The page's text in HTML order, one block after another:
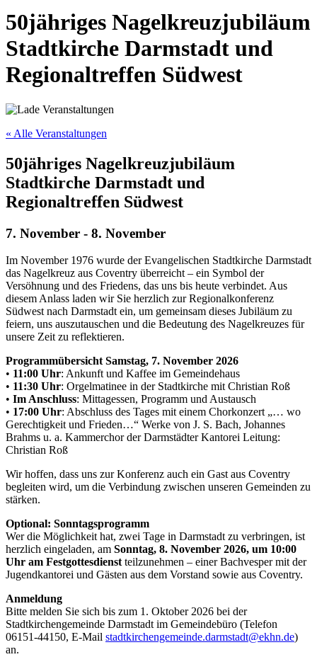
50jähriges Nagelkreuzjubiläum
Stadtkirche Darmstadt und
Regionaltreffen Südwest
« Alle Veranstaltungen
50jähriges Nagelkreuzjubiläum
Stadtkirche Darmstadt und
Regionaltreffen Südwest
7. November - 8. November
Im November 1976 wurde der Evangelischen Stadtkirche Darmstadt
das Nagelkreuz aus Coventry überreicht – ein Symbol der
Versöhnung und des Friedens, das uns bis heute verbindet. Aus
diesem Anlass laden wir Sie herzlich zur Regionalkonferenz
Südwest nach Darmstadt ein, um gemeinsam dieses Jubiläum zu
feiern, uns auszutauschen und die Bedeutung des Nagelkreuzes für
unsere Zeit zu reflektieren.
Programmübersicht Samstag, 7. November 2026
• 11:00 Uhr: Ankunft und Kaffee im Gemeindehaus
• 11:30 Uhr: Orgelmatinee in der Stadtkirche mit Christian Roß
• Im Anschluss: Mittagessen, Programm und Austausch
• 17:00 Uhr: Abschluss des Tages mit einem Chorkonzert „… wo
Gerechtigkeit und Frieden…“ Werke von J. S. Bach, Johannes
Brahms u. a. Kammerchor der Darmstädter Kantorei Leitung:
Christian Roß
Wir hoffen, dass uns zur Konferenz auch ein Gast aus Coventry
begleiten wird, um die Verbindung zwischen unseren Gemeinden zu
stärken.
Optional: Sonntagsprogramm
Wer die Möglichkeit hat, zwei Tage in Darmstadt zu verbringen, ist
herzlich eingeladen, am Sonntag, 8. November 2026, um 10:00
Uhr am Festgottesdienstteilzunehmen – einer Bachvesper mit der
Jugendkantorei und Gästen aus dem Vorstand sowie aus Coventry.
Anmeldung
Bitte melden Sie sich bis zum 1. Oktober 2026 bei der
Stadtkirchengemeinde Darmstadt im Gemeindebüro (Telefon
06151-44150, E-Mail stadtkirchengemeinde.darmstadt@ekhn.de)
an.